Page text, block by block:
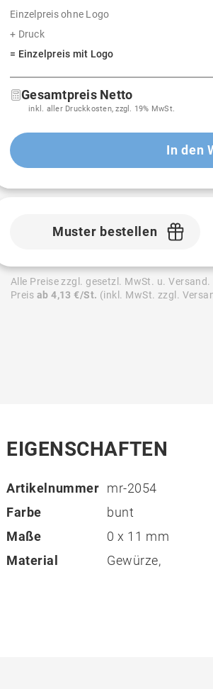
Einzelpreis ohne Logo
+ Druck
= Einzelpreis mit Logo
Gesamtpreis Netto
inkl. aller Druckkosten, zzgl. 19% MwSt.
In den
Muster bestellen
Alle Preise zzgl. gesetzl. MwSt. u. Versand.
Preis ab 4,13 €/St. (inkl. MwSt. zzgl.
EIGENSCHAFTEN
Artikelnummer mr-2054
Farbe
bunt
Maße
0 x 11 mm
Material
Gewürze,